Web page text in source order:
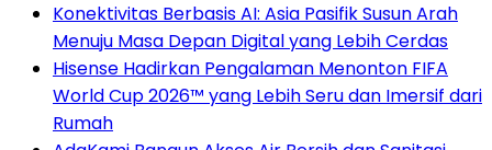
Konektivitas Berbasis AI: Asia Pasifik Susun Arah
Menuju Masa Depan Digital yang Lebih Cerdas
Hisense Hadirkan Pengalaman Menonton FIFA
World Cup 2026™ yang Lebih Seru dan Imersif dari
Rumah